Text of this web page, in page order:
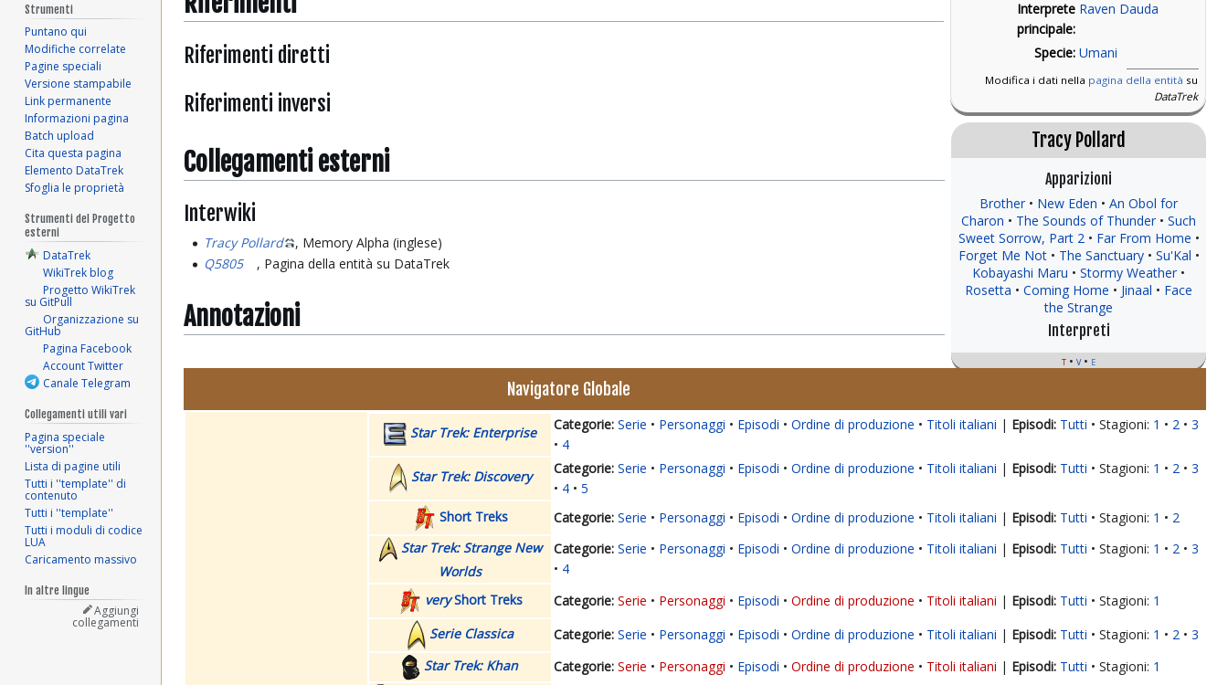
Interprete
principale:
Raven Dauda
Specie: Umani
Modifica i dati nella pagina della entità su
DataTrek
Tracy Pollard
Apparizioni
Brother New Eden
An Obol for
Charon
The Sounds of Thunder
Such
Sweet Sorrow, Part 2
Far From Home
Forget Me Not
The Sanctuary
Su'Kal
Kobayashi Maru
Stormy Weather
Rosetta
Coming Home Jinaal
Face
the Strange
Interpreti
t v e
Riferimenti diretti
Riferimenti inversi
Collegamenti esterni
Interwiki
Tracy Pollard
, Memory Alpha (inglese)
Q5805
, Pagina della entità su DataTrek
Annotazioni
Navigatore Globale
Star Trek: Enterprise Serie Personaggi Episodi Ordine di produzione Titoli italiani | Tutti Stagioni: 1 2
3
4
Star Trek: Discovery
Serie Personaggi Episodi Ordine di produzione Titoli italiani | Tutti Stagioni: 1 2
3
4
5
Short Treks
Serie Personaggi Episodi Ordine di produzione Titoli italiani | Tutti Stagioni: 1
2
Star Trek: Strange New
Worlds
Serie Personaggi Episodi Ordine di produzione Titoli italiani | Tutti Stagioni: 1 2
3
4
veryShort Treks Serie Personaggi Episodi Ordine di produzione Titoli italiani | Tutti Stagioni: 1
Serie Classica
Serie Personaggi Episodi Ordine di produzione Titoli italiani | Tutti Stagioni: 1 2
3
Star Trek: Khan
Serie Personaggi Episodi Ordine di produzione Titoli italiani | Tutti Stagioni: 1
Strumenti
Puntano qui
Modifiche correlate
Pagine speciali
Versione stampabile
Link permanente
Informazioni pagina
Batch upload
Cita questa pagina
Elemento DataTrek
Sfoglia le proprietà
Strumenti del Progetto
esterni
DataTrek
WikiTrek blog
Progetto WikiTrek
su GitPull
Organizzazione su
GitHub
Pagina Facebook
Account Twitter
Canale Telegram
Collegamenti utili vari
Pagina speciale
''version''
Lista di pagine utili
Tutti i ''template'' di
contenuto
Tutti i ''template''
Tutti i moduli di codice
LUA
Caricamento massivo
In altre lingue
Aggiungi
collegamenti